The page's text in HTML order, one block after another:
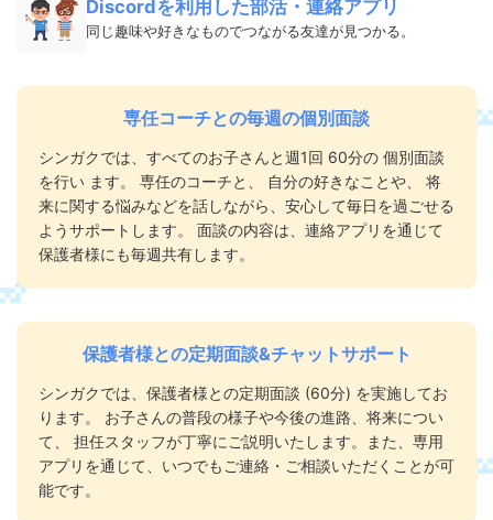
Discordを利用した部活・連絡アプリ
同じ趣味や好きなものでつながる友達が見つかる。
専任コーチとの毎週の個別面談
シンガクでは、すべてのお子さんと週1回 60分の 個別面談
を行い ます。 専任のコーチと、 自分の好きなことや、 将
来に関する悩みなどを話しながら、安心して毎日を過ごせる
ようサポートします。 面談の内容は、連絡アプリを通じて
保護者様にも毎週共有します。
保護者様との定期面談&チャットサポート
シンガクでは、保護者様との定期面談 (60分) を実施してお
ります。 お子さんの普段の様子や今後の進路、将来につい
て、 担任スタッフが丁寧にご説明いたします。また、専用
アプリを通じて、いつでもご連絡・ご相談いただくことが可
能です。